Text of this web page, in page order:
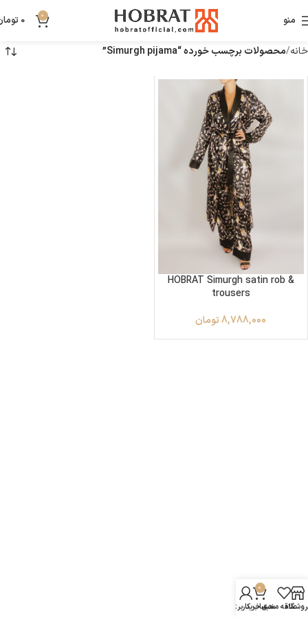
منو 0
0
خانه محصولات برچسب خورده “Simurgh pijama”
HOBRAT Simurgh satin rob &
trousers
8,788,000 تومان
علاقه مندی
0
سبد خرید
حساب کاربری من